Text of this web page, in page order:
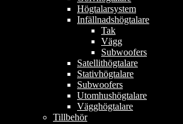
Högtalarsystem
Infällnadshögtalare
Tak
Vägg
Subwoofers
Satellithögtalare
Stativhögtalare
Subwoofers
Utomhushögtalare
Vägghögtalare
Tillbehör